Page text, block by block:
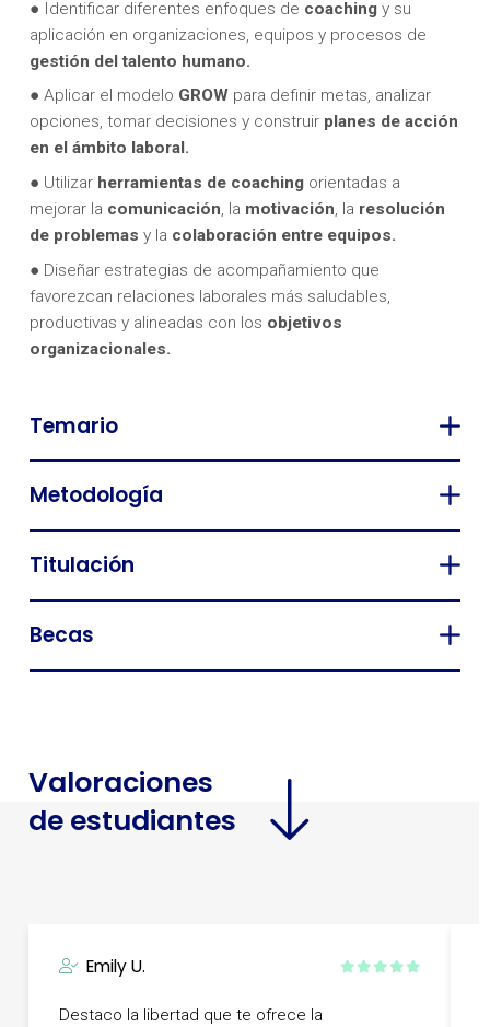
● Identificar diferentes enfoques de coaching y su
aplicación en organizaciones, equipos y procesos de
gestión del talento humano.
● Aplicar el modelo GROWpara definir metas, analizar
opciones, tomar decisiones y construir planes de acción
en el ámbito laboral.
● Utilizarherramientas de coaching orientadas a
mejorar la comunicación, la motivación, la resolución
de problemas y la colaboración entre equipos.
● Diseñar estrategias de acompañamiento que
favorezcan relaciones laborales más saludables,
productivas y alineadas con los objetivos
organizacionales.
Temario
Metodología
Titulación
Becas
Valoraciones
de estudiantes
Emily U.
Destaco la libertad que te ofrece la